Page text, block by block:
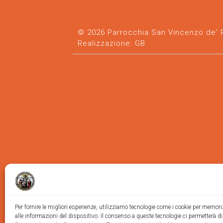
Per fornire le migliori esperienze, utilizziamo tecnologie come i cookie per
alle informazioni del dispositivo. Il consenso a queste tecnologie ci permetterà
© 2026 Parrocchia San Vincenzo de'
Realizzazione: GB